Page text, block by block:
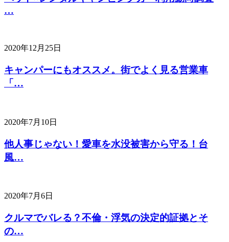
…
2020年12月25日
キャンパーにもオススメ。街でよく見る営業車
「…
2020年7月10日
他人事じゃない！愛車を水没被害から守る！台
風…
2020年7月6日
クルマでバレる？不倫・浮気の決定的証拠とそ
の…